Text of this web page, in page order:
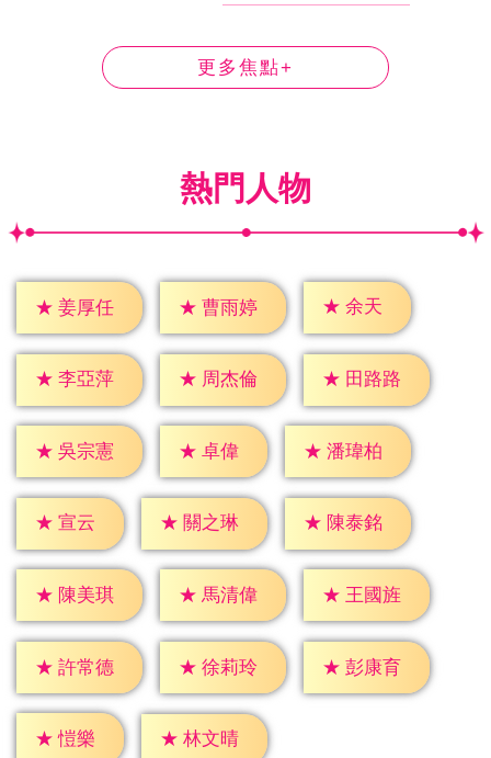
更多焦點+
熱門人物
★ 姜厚任 ★ 曹雨婷 ★ 余天
★ 李亞萍 ★ 周杰倫 ★ 田路路
★ 吳宗憲 ★ 卓偉 ★ 潘瑋柏
★ 宣云 ★ 關之琳 ★ 陳泰銘
★ 陳美琪 ★ 馬清偉 ★ 王國旌
★ 許常德 ★ 徐莉玲 ★ 彭康育
★ 愷樂 ★ 林文晴